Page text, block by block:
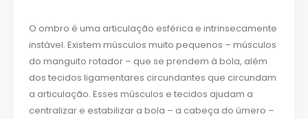
O ombro é uma articulação esférica e intrinsecamente
instável. Existem músculos muito pequenos – músculos
do manguito rotador – que se prendem à bola, além
dos tecidos ligamentares circundantes que circundam
a articulação. Esses músculos e tecidos ajudam a
centralizar e estabilizar a bola – a cabeça do úmero –